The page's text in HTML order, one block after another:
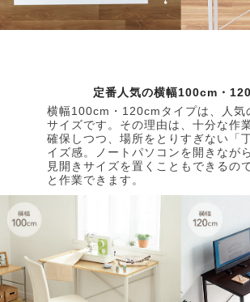
定番人気の横幅100cm・
横幅100cm・120cmタイプは、人気
サイズです。その理由は、十分な作
確保しつつ、場所をとりすぎない「
イズ感。ノートパソコンを開きなが
見開きサイズを置くこともできるの
と作業できます。